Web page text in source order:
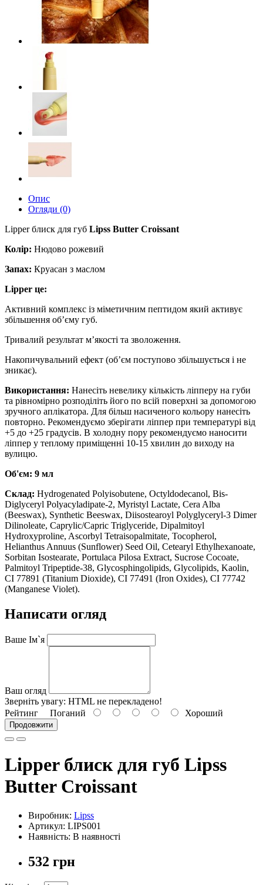
Опис
Огляди (0)
Lipper блиск для губ Lipss Butter Croissant
Колір: Нюдово рожевий
Запах: Круасан з маслом
Lipper це:
Активний комплекс із міметичним пептидом який активує
збільшення об’єму губ.
Тривалий результат м’якості та зволоження.
Накопичувальний ефект (об’єм поступово збільшується і не
зникає).
Використання: Нанесіть невелику кількість ліпперу на губи
та рівномірно розподіліть його по всій поверхні за допомогою
зручного аплікатора. Для більш насиченого кольору нанесіть
повторно. Рекомендуємо зберігати ліппер при температурі від
+5 до +25 градусів. В холодну пору рекомендуємо наносити
ліппер у теплому приміщенні 10-15 хвилин до виходу на
вулицю.
Об'єм: 9 мл
Склад: Hydrogenated Polyisobutene, Octyldodecanol, Bis-
Diglyceryl Polyacyladipate-2, Myristyl Lactate, Cera Alba
(Beeswax), Synthetic Beeswax, Diisostearoyl Polyglyceryl-3 Dimer
Dilinoleate, Caprylic/Capric Triglyceride, Dipalmitoyl
Hydroxyproline, Ascorbyl Tetraisopalmitate, Tocopherol,
Helianthus Annuus (Sunflower) Seed Oil, Cetearyl Ethylhexanoate,
Sorbitan Isostearate, Portulaca Pilosa Extract, Sucrose Cocoate,
Palmitoyl Tripeptide-38, Glycosphingolipids, Glycolipids, Kaolin,
CI 77891 (Titanium Dioxide), CI 77491 (Iron Oxides), CI 77742
(Manganese Violet).
Написати огляд
Ваше Ім`я
Ваш огляд
Зверніть увагу: HTML не перекладено!
Рейтинг Поганий Хороший
Продовжити
Lipper блиск для губ Lipss
Butter Croissant
Виробник: Lipss
Артикул: LIPS001
Наявність: В наявності
532 грн